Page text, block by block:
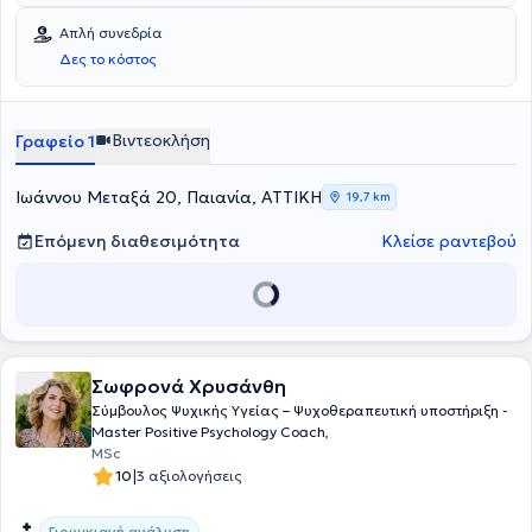
Απλή συνεδρία
Δες το κόστος
Γραφείο 1 Βιντεοκλήση
Ιωάννου Μεταξά 20, Παιανία, ΑΤΤΙΚΗ 19,7 km
Επόμενη διαθεσιμότητα Κλείσε ραντεβού
Σωφρονά Χρυσάνθη
Σύμβουλος Ψυχικής Υγείας – Ψυχοθεραπευτική υποστήριξη -
Master Positive Psychology Coach,
MSc
10|3 αξιολογήσεις